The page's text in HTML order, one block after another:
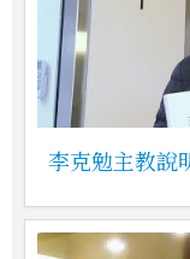
李克勉主教說